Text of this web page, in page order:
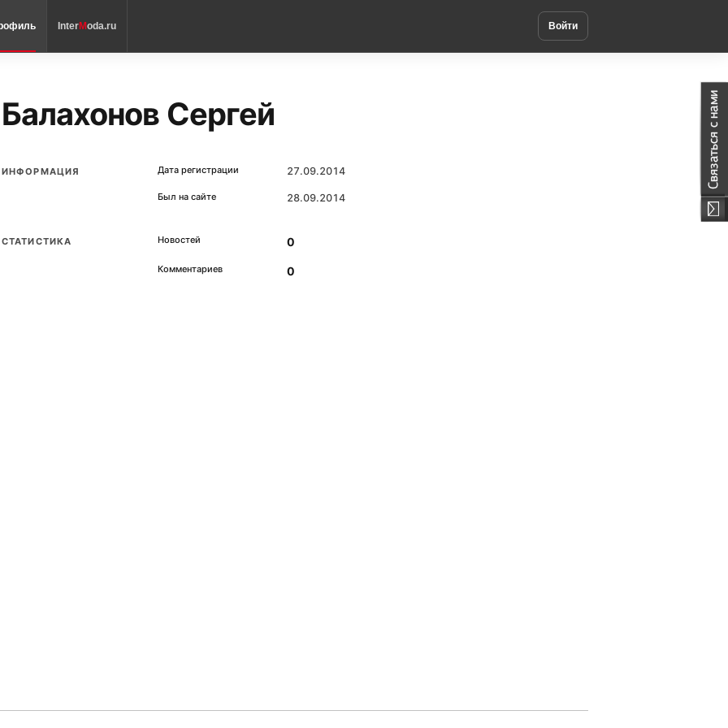
InterModa.ru Войти
Балахонов Сергей
ИНФОРМАЦИЯ Дата регистрации 27.09.2014
Был на сайте 28.09.2014
СТАТИСТИКА Новостей 0
Комментариев 0